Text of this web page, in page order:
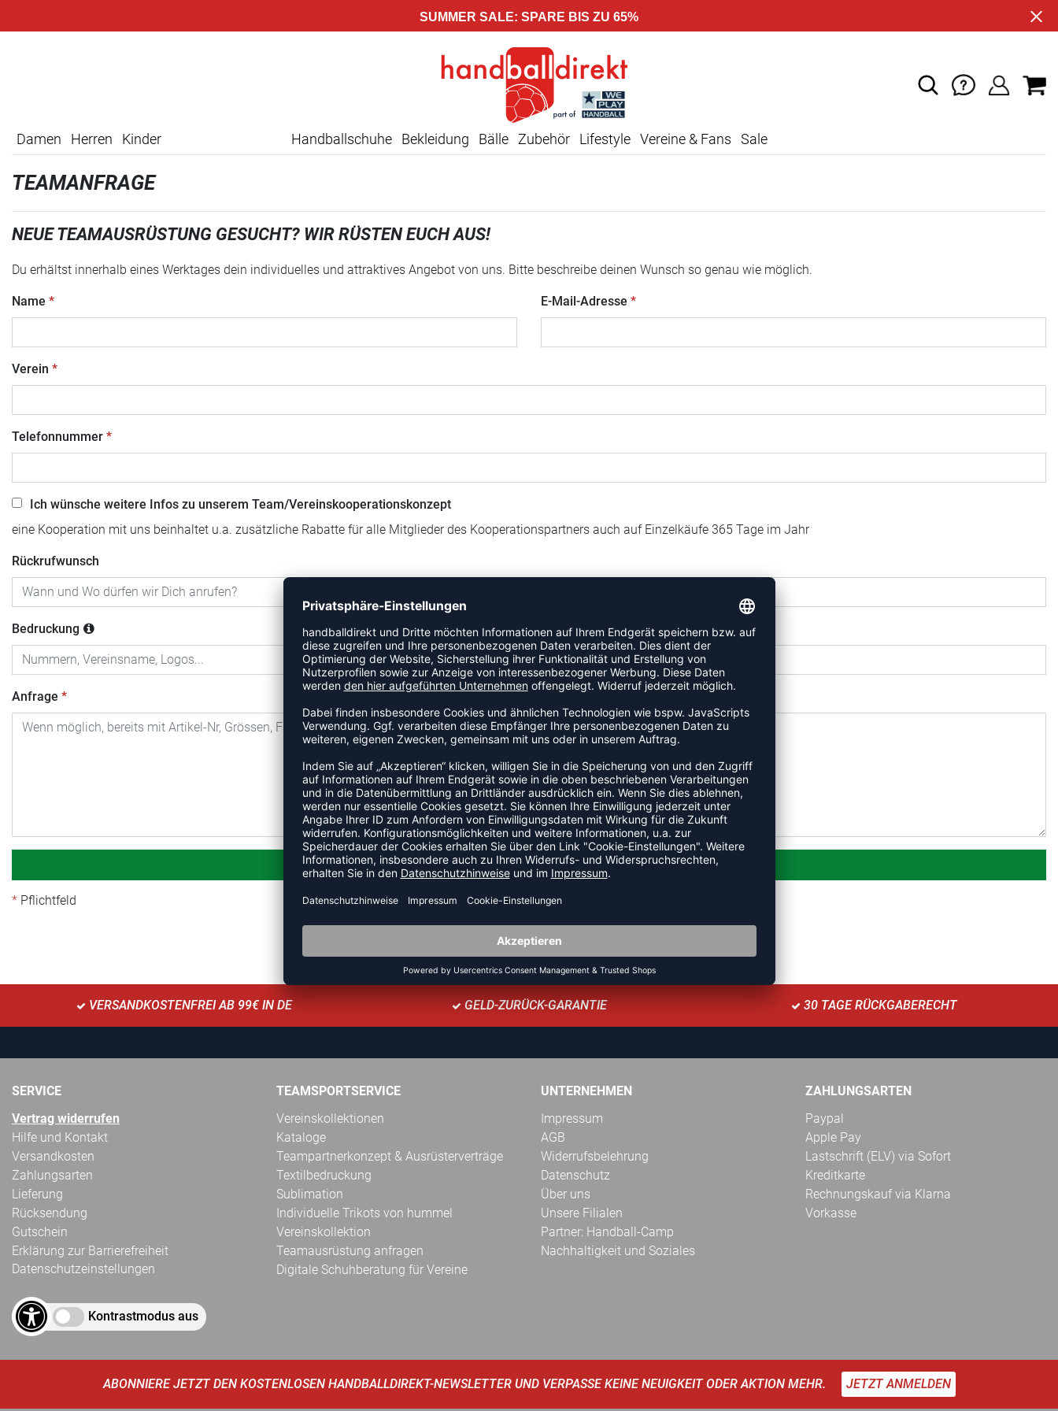
SUMMER SALE: SPARE BIS ZU 65%
Damen Herren Kinder Handballschuhe Bekleidung Bälle Zubehör Lifestyle Vereine & Fans Sale
TEAMANFRAGE
NEUE TEAMAUSRÜSTUNG GESUCHT? WIR RÜSTEN EUCH AUS!
Du erhältst innerhalb eines Werktages dein individuelles und attraktives Angebot von uns. Bitte beschreibe deinen Wunsch so genau wie möglich.
Name E-Mail-Adresse
Verein
Telefonnummer
Ich wünsche weitere Infos zu unserem Team/Vereinskooperationskonzept
eine Kooperation mit uns beinhaltet u.a. zusätzliche Rabatte für alle Mitglieder des Kooperationspartners auch auf Einzelkäufe 365 Tage im Jahr
Rückrufwunsch
Bedruckung
Anfrage
TEAMANFRAGE SENDEN
Pflichtfeld
VERSANDKOSTENFREI AB 99€ IN DE GELD-ZURÜCK-GARANTIE 30 TAGE RÜCKGABERECHT
SERVICE
Vertrag widerrufen
Hilfe und Kontakt
Versandkosten
Zahlungsarten
Lieferung
Rücksendung
Gutschein
Erklärung zur Barrierefreiheit
Datenschutzeinstellungen
Kontrastmodus aus
TEAMSPORTSERVICE
Vereinskollektionen
Kataloge
Teampartnerkonzept & Ausrüsterverträge
Textilbedruckung
Sublimation
Individuelle Trikots von hummel
Vereinskollektion
Teamausrüstung anfragen
Digitale Schuhberatung für Vereine
UNTERNEHMEN
Impressum
AGB
Widerrufsbelehrung
Datenschutz
Über uns
Unsere Filialen
Partner: Handball-Camp
Nachhaltigkeit und Soziales
ZAHLUNGSARTEN
Paypal
Apple Pay
Lastschrift (ELV) via Sofort
Kreditkarte
Rechnungskauf via Klarna
Vorkasse
ABONNIERE JETZT DEN KOSTENLOSEN HANDBALLDIREKT-NEWSLETTER UND VERPASSE KEINE NEUIGKEIT ODER AKTION MEHR. JETZT ANMELDEN